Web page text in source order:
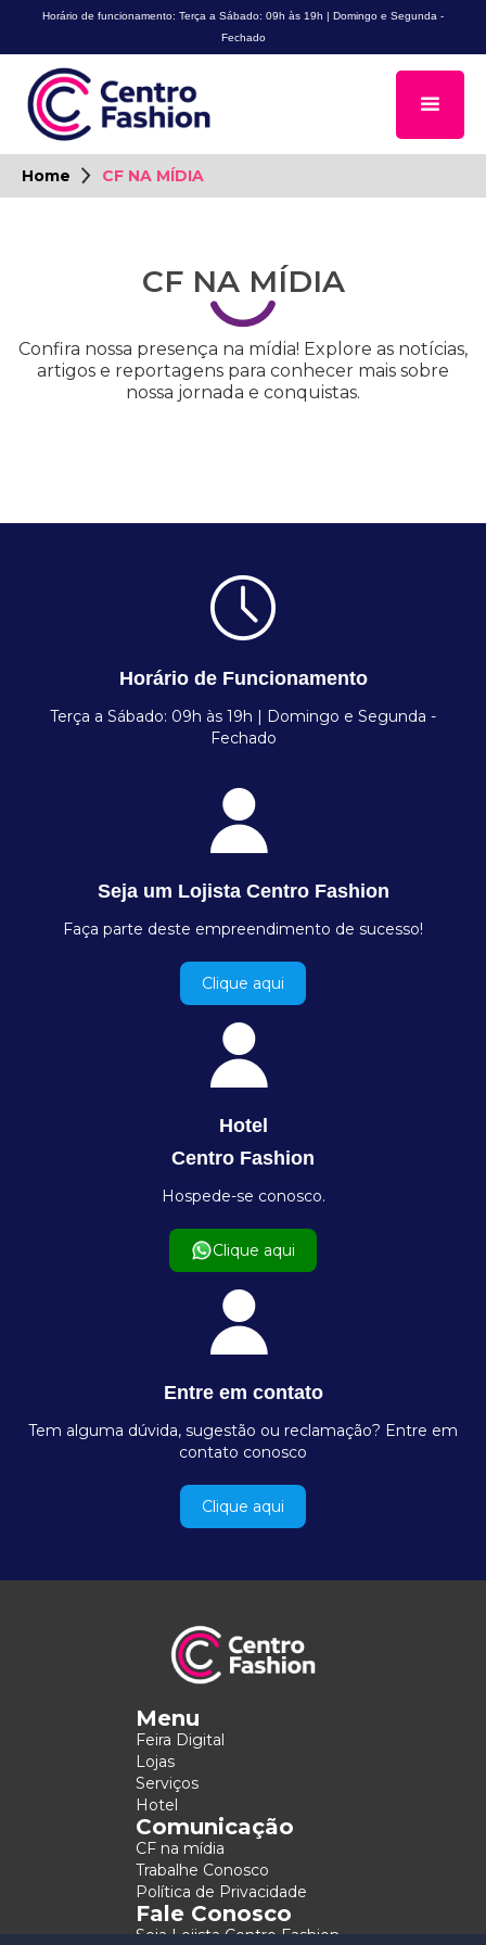
Horário de funcionamento: Terça a Sábado: 09h às 19h | Domingo e Segunda -
Fechado
Home CF NA MÍDIA
CF NA MÍDIA
Confira nossa presença na mídia! Explore as notícias,
artigos e reportagens para conhecer mais sobre
nossa jornada e conquistas.
Horário de Funcionamento
Terça a Sábado: 09h às 19h | Domingo e Segunda -
Fechado
Seja um Lojista Centro Fashion
Faça parte deste empreendimento de sucesso!
Clique aqui
Hotel
Centro Fashion
Hospede-se conosco.
Clique aqui
Entre em contato
Tem alguma dúvida, sugestão ou reclamação? Entre em
contato conosco
Clique aqui
Menu
Feira Digital
Lojas
Serviços
Hotel
Comunicação
CF na mídia
Trabalhe Conosco
Política de Privacidade
Fale Conosco
Seja Lojista Centro Fashion